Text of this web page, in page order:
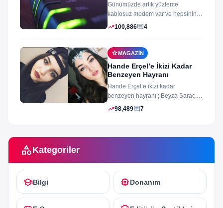
Günümüzde artık yüzlerce
kablosuz modem var ve hepsinin
arayüz şifleri ve arayüzü farklı
trending_up100,886comment4
starMAGAZIN
Hande Erçel’e İkizi Kadar
Benzeyen Hayranı
Hande Erçel’e ikizi kadar
benzeyen hayranı ; Beyza Saraç.
Son zamanlarda Hande Erçel’e
trending_up98,489comment7
categoryKategoriler
schoolBilgi memoryDonanım